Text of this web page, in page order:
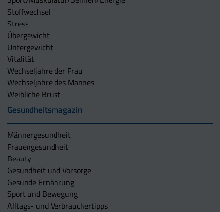
Stoffwechsel
Stress
Übergewicht
Untergewicht
Vitalität
Wechseljahre der Frau
Wechseljahre des Mannes
Weibliche Brust
Gesundheitsmagazin
Männergesundheit
Frauengesundheit
Beauty
Gesundheit und Vorsorge
Gesunde Ernährung
Sport und Bewegung
Alltags- und Verbrauchertipps